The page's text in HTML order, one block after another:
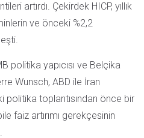
artırdı. Çekirdek HICP, yıllık
ve önceki %2,2
politika yapıcısı ve Belçika
Wunsch, ABD ile İran
politika toplantısından önce bir
faiz artırımı gerekçesinin